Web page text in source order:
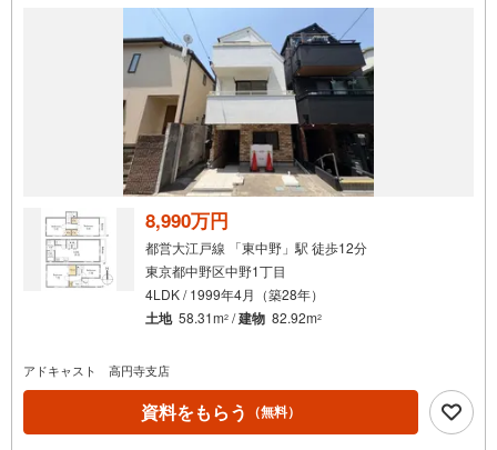
8,990万円
都営大江戸線 「東中野」駅 徒歩12分
東京都中野区中野1丁目
4LDK / 1999年4月（築28年）
土地 58.31m2 /建物 82.92m2
アドキャスト 高円寺支店
資料をもらう （無料）